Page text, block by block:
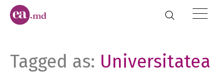
Tagged as: Universitatea